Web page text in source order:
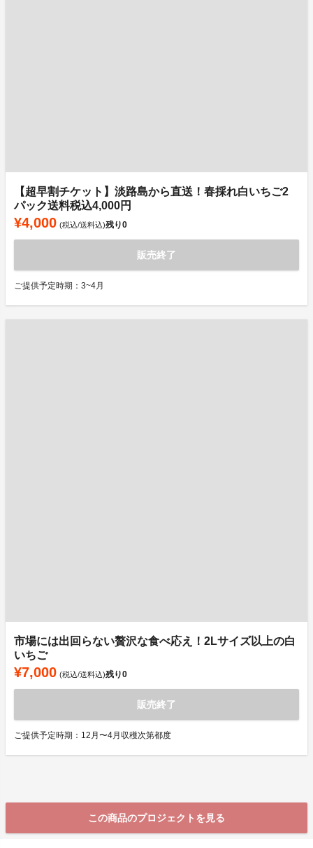
【超早割チケット】淡路島から直送！春採れ白いちご2
パック送料税込4,000円
¥4,000 (税込/送料込)残り0
販売終了
ご提供予定時期：3~4月
市場には出回らない贅沢な食べ応え！2Lサイズ以上の白
いちご
¥7,000 (税込/送料込)残り0
販売終了
ご提供予定時期：12月〜4月収穫次第都度
この商品のプロジェクトを見る